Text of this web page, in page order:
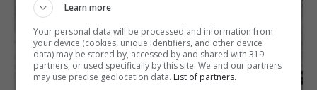
Learn more
Your personal data will be processed and information from
your device (cookies, unique identifiers, and other device
data) may be stored by, accessed by and shared with 319
partners, or used specifically by this site. We and our partners
may use precise geolocation data. List of partners.